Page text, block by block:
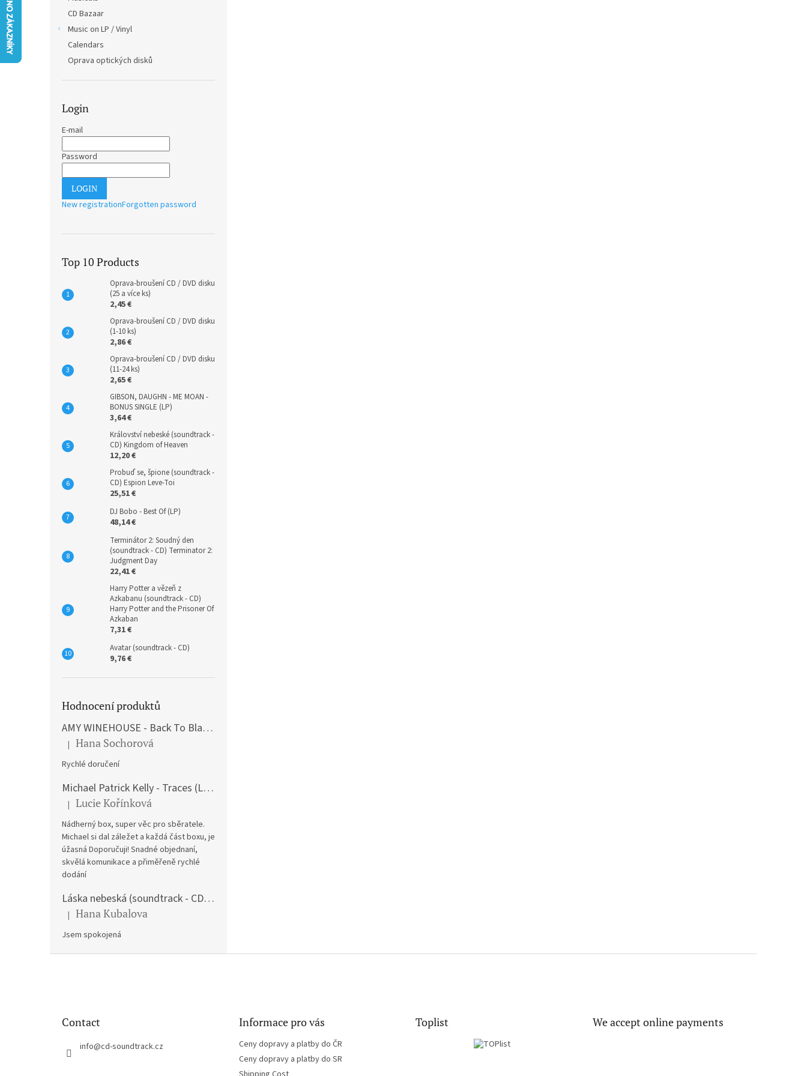
CD Bazaar
Music on LP / Vinyl
Calendars
Oprava optických disků
Login
E-mail
Password
LOGIN
New registrationForgotten password
Top 10 Products
Oprava-broušení CD / DVD disku
(25 a více ks)
2,45 €
Oprava-broušení CD / DVD disku
(1-10 ks)
2,86 €
Oprava-broušení CD / DVD disku
(11-24 ks)
2,65 €
GIBSON, DAUGHN - ME MOAN -
BONUS SINGLE (LP)
3,64 €
Království nebeské (soundtrack -
CD) Kingdom of Heaven
12,20 €
Probuď se, špione (soundtrack -
CD) Espion Leve-Toi
25,51 €
DJ Bobo - Best Of (LP)
48,14 €
Terminátor 2: Soudný den
(soundtrack - CD) Terminator 2:
Judgment Day
22,41 €
Harry Potter a vězeň z
Azkabanu (soundtrack - CD)
Harry Potter and the Prisoner Of
Azkaban
7,31 €
Avatar (soundtrack - CD)
9,76 €
Hodnocení produktů
AMY WINEHOUSE - Back To Black (LP)
The product rating is 5 out of 5 stars.
| Hana Sochorová
Rychlé doručení
Michael Patrick Kelly - Traces (Limited Edition) (Premium Box-Set) (LP)
The product rating is 5 out of 5 stars.
| Lucie Kořínková
Nádherný box, super věc pro sběratele.
Michael si dal záležet a každá část boxu, je
úžasná Doporučuji! Snadné objednaní,
skvělá komunikace a přiměřeně rychlé
dodání
Láska nebeská (soundtrack - CD) Love Actually
The product rating is 5 out of 5 stars.
| Hana Kubalova
Jsem spokojená
Contact
info@cd-soundtrack.cz
Informace pro vás
Ceny dopravy a platby do ČR
Ceny dopravy a platby do SR
Toplist We accept online payments